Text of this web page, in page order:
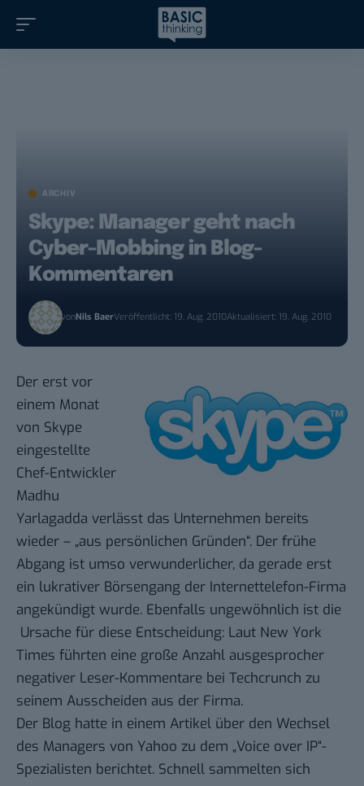
ARCHIV
Skype: Manager geht nach
Cyber-Mobbing in Blog-
Kommentaren
vonNils BaerVeröffentlicht: 19. Aug. 2010Aktualisiert: 19. Aug. 2010
Der erst vor
einem Monat
von Skype
eingestellte
Chef-Entwickler
Madhu
Yarlagadda verlässt das Unternehmen bereits
wieder – „aus persönlichen Gründen“. Der frühe
Abgang ist umso verwunderlicher, da gerade erst
ein lukrativer Börsengang der Internettelefon-Firma
angekündigt wurde. Ebenfalls ungewöhnlich ist die
Ursache für diese Entscheidung: Laut New York
Times führten eine große Anzahl ausgesprocher
negativer Leser-Kommentare bei Techcrunch zu
seinem Ausscheiden aus der Firma.
Der Blog hatte in einem Artikel über den Wechsel
des Managers von Yahoo zu dem „Voice over IP“-
Spezialisten berichtet. Schnell sammelten sich